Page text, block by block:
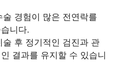
술 경험이 많은 전연락를
니다.
술 후 정기적인 검진과 관
결과를 유지할 수 있습니